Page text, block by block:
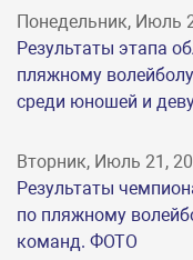
Понедельник, Июль
Результаты этапа
пляжному
среди юношей и
Вторник, Июль 21,
Результаты
по пляжному
команд. ФОТО